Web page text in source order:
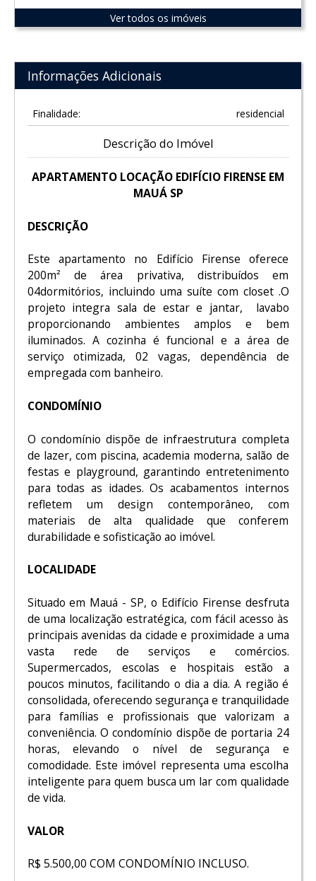
Ver todos os imóveis
Informações Adicionais
Finalidade: residencial
Descrição do Imóvel
APARTAMENTO LOCAÇÃO EDIFÍCIO FIRENSE EM
MAUÁ SP
DESCRIÇÃO
Este apartamento no Edifício Firense oferece
200m² de área privativa, distribuídos em
04dormitórios, incluindo uma suíte com closet .O
projeto integra sala de estar e jantar, lavabo
proporcionando ambientes amplos e bem
iluminados. A cozinha é funcional e a área de
serviço otimizada, 02 vagas, dependência de
empregada com banheiro.
CONDOMÍNIO
O condomínio dispõe de infraestrutura completa
de lazer, com piscina, academia moderna, salão de
festas e playground, garantindo entretenimento
para todas as idades. Os acabamentos internos
refletem um design contemporâneo, com
materiais de alta qualidade que conferem
durabilidade e sofisticação ao imóvel.
LOCALIDADE
Situado em Mauá - SP, o Edifício Firense desfruta
de uma localização estratégica, com fácil acesso às
principais avenidas da cidade e proximidade a uma
vasta rede de serviços e comércios.
Supermercados, escolas e hospitais estão a
poucos minutos, facilitando o dia a dia. A região é
consolidada, oferecendo segurança e tranquilidade
para famílias e profissionais que valorizam a
conveniência. O condomínio dispõe de portaria 24
horas, elevando o nível de segurança e
comodidade. Este imóvel representa uma escolha
inteligente para quem busca um lar com qualidade
de vida.
VALOR
R$ 5.500,00 COM CONDOMÍNIO INCLUSO.